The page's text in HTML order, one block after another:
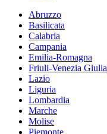
Abruzzo
Basilicata
Calabria
Campania
Emilia-Romagna
Friuli-Venezia Giulia
Lazio
Liguria
Lombardia
Marche
Molise
Piemonte